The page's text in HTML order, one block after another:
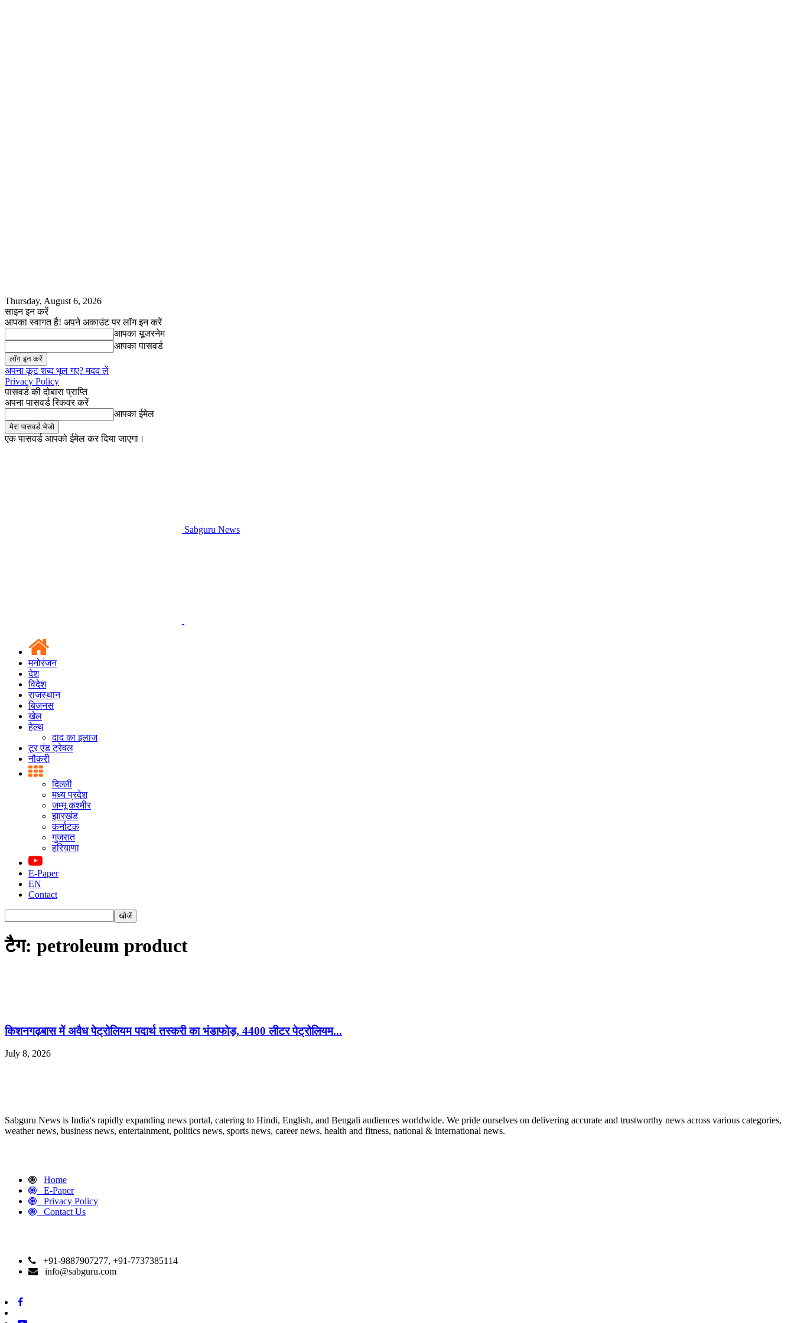
Thursday, August 6, 2026
साइन इन करें
आपका स्वागत है! अपने अकाउंट पर लॉग इन करें
आपका यूजरनेम
आपका पासवर्ड
अपना कूट शब्द भूल गए? मदद लें
Privacy Policy
पासवर्ड की दोबारा प्राप्ति
अपना पासवर्ड रिकवर करें
आपका ईमेल
एक पासवर्ड आपको ईमेल कर दिया जाएगा।
Sabguru News
मनोरंजन
देश
विदेश
राजस्थान
बिजनस
खेल
हेल्थ
दाद का इलाज
टूर एंड ट्रेवल
नौकरी
दिल्ली
मध्य प्रदेश
जम्मू कश्मीर
झारखंड
कर्नाटक
गुजरात
हरियाणा
E-Paper
EN
Contact
टैग: petroleum product
किशनगढ़बास में अवैध पेट्रोलियम पदार्थ तस्करी का भंडाफोड़, 4400 लीटर पेट्रोलियम...
July 8, 2026
Sabguru News is India's rapidly expanding news portal, catering to Hindi, English, and Bengali audiences worldwide. We pride ourselves on delivering accurate and trustworthy news across various categories,
weather news, business news, entertainment, politics news, sports news, career news, health and fitness, national & international news.
Home
E-Paper
Privacy Policy
Contact Us
+91-9887907277, +91-7737385114
info@sabguru.com